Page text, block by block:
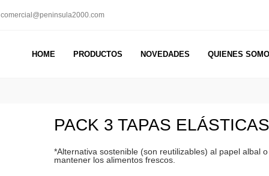
comercial@peninsula2000.com
HOME PRODUCTOS NOVEDADES QUIENES
PACK 3 TAPAS ELÁSTICAS
*Alternativa sostenible (son reutilizables) al papel albal
mantener los alimentos frescos.